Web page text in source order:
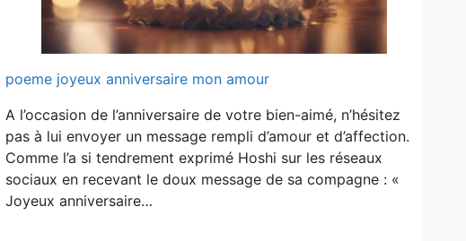
poeme joyeux anniversaire mon amour
A l’occasion de l’anniversaire de votre bien-aimé, n’hésitez
pas à lui envoyer un message rempli d’amour et d’affection.
Comme l’a si tendrement exprimé Hoshi sur les réseaux
sociaux en recevant le doux message de sa compagne : «
Joyeux anniversaire…